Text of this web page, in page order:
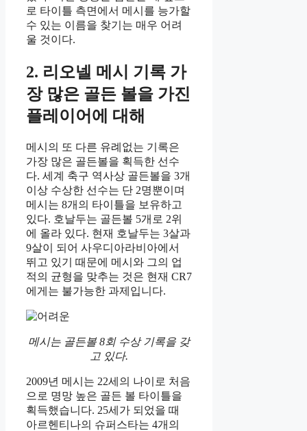
로 타이틀 측면에서 메시를 능가할
수 있는 이름을 찾기는 매우 어려
울 것이다.
2. 리오넬 메시 기록 가
장 많은 골든 볼을 가진
플레이어에 대해
메시의 또 다른 유례없는 기록은
가장 많은 골든볼을 획득한 선수
다. 세계 축구 역사상 골든볼을 3개
이상 수상한 선수는 단 2명뿐이며
메시는 8개의 타이틀을 보유하고
있다. 호날두는 골든볼 5개로 2위
에 올라 있다. 현재 호날두는 3살과
9살이 되어 사우디아라비아에서
뛰고 있기 때문에 메시와 그의 업
적의 균형을 맞추는 것은 현재 CR7
에게는 불가능한 과제입니다.
메시는 골든볼 8회 수상 기록을 갖
고 있다.
2009년 메시는 22세의 나이로 처음
으로 명망 높은 골든 볼 타이틀을
획득했습니다. 25세가 되었을 때
아르헨티나의 슈퍼스타는 4개의